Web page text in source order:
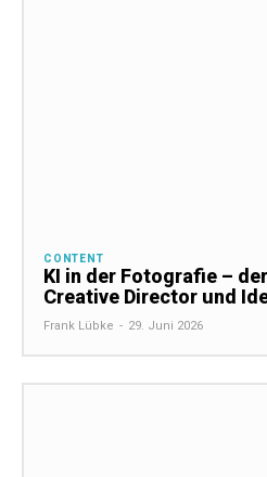
CONTENT
KI in der Fotografie –
Creative Director und
Frank Lübke - 29. Juni 2026